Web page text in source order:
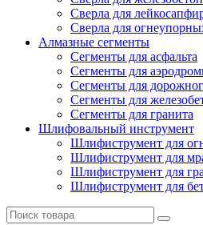
Сверла для
Сверла для
Алмазные сегменты
Сегменты для асфальта
Cегменты для
Cегменты для
Сегменты для
Сегменты для гранита
Шлифовальный инструмент
Шлифиструмент для
Шлифиструмент для
Шлифиструмент для
Шлифиструмент для